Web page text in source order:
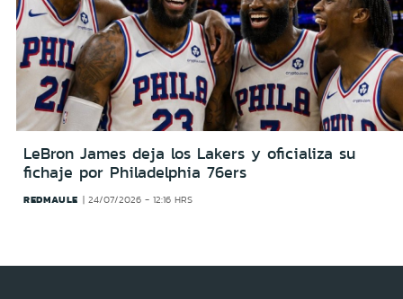
LeBron James deja los Lakers y oficializa su
fichaje por Philadelphia 76ers
REDMAULE 24/07/2026 - 12:16 HRS